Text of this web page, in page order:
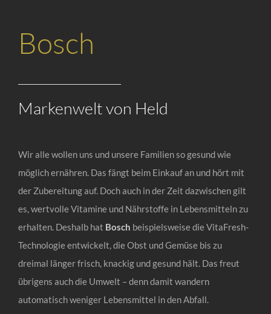
Bosch
Markenwelt von Held
Wir alle wollen uns und unsere Familien so gesund wie
möglich ernähren. Das fängt beim Einkauf an und hört mit
der Zubereitung auf. Doch auch in der Zeit dazwischen gilt
es, wertvolle Vitamine und Nährstoffe in Lebensmitteln zu
erhalten. Deshalb hat Bosch beispielsweise die VitaFresh-
Technologie entwickelt, die Obst und Gemüse bis zu
dreimal länger frisch, knackig und gesund hält. Das freut
übrigens auch die Umwelt – denn damit wandern
automatisch weniger Lebensmittel in den Abfall.